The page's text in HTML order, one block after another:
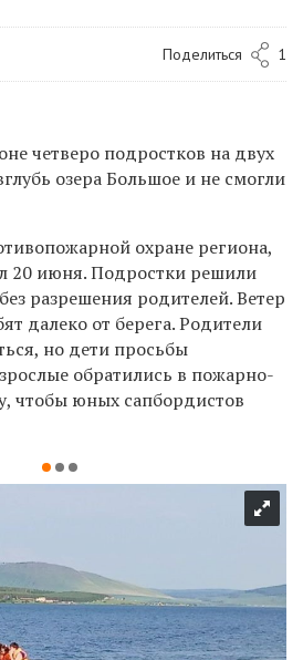
Поделиться 1
четверо подростков на двух
озера Большое и не смогли
охране региона,
20 июня. Подростки решили
разрешения родителей. Ветер
далеко от берега. Родители
но дети просьбы
обратились в пожарно-
чтобы юных сапбордистов